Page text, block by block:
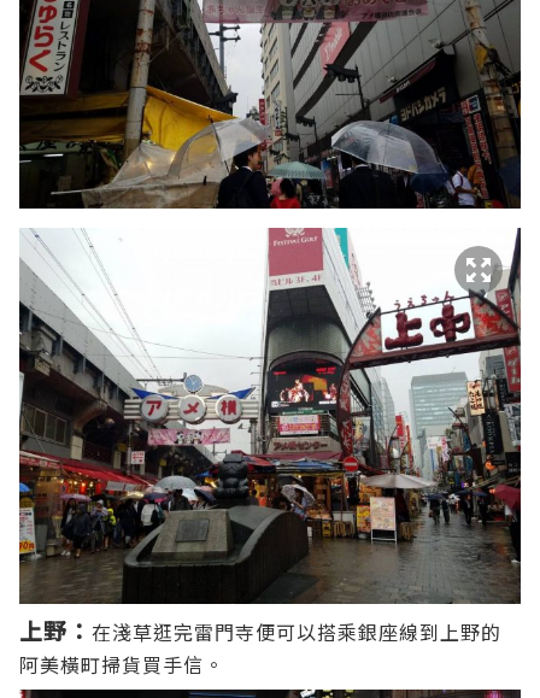
上野： 在淺草逛完雷門寺便可以搭乘銀座線到上野的
阿美橫町掃貨買手信。